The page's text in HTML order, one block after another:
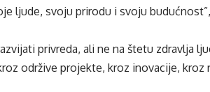
ljude, svoju prirodu i svoju
privreda, ali ne na štetu zdravlja
održive projekte, kroz inovacije, kroz